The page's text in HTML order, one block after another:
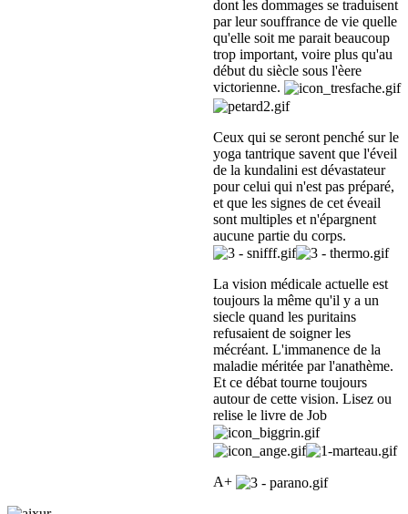
dont les dommages se traduisent
par leur souffrance de vie quelle
qu'elle soit me parait beaucoup
trop important, voire plus qu'au
début du siècle sous l'èere
victorienne.
Ceux qui se seront penché sur le
yoga tantrique savent que l'éveil
de la kundalini est dévastateur
pour celui qui n'est pas préparé,
et que les signes de cet éveail
sont multiples et n'épargnent
aucune partie du corps.
La vision médicale actuelle est
toujours la même qu'il y a un
siecle quand les puritains
refusaient de soigner les
mécréant. L'immanence de la
maladie méritée par l'anathème.
Et ce débat tourne toujours
autour de cette vision. Lisez ou
relise le livre de Job
A+